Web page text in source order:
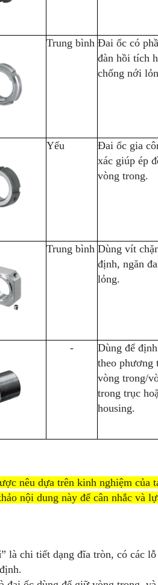
Trung bình Đai ốc có
đàn hồi tích
chống nới
Yếu
Đai ốc gia
xác giúp ép
vòng trong.
Trung bình Dùng vít
định, ngăn
lỏng.
-
Dùng để
theo phương
vòng trong/
trong trục
housing.
nêu dựa trên kinh nghiệm của
nội dung này để cân nhắc và
” là chi tiết dạng đĩa tròn, có các